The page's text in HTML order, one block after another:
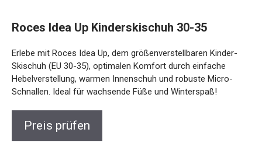
Roces Idea Up Kinderskischuh 30-35
Erlebe mit Roces Idea Up, dem größenverstellbaren Kinder-
Skischuh (EU 30-35), optimalen Komfort durch einfache
Hebelverstellung, warmen Innenschuh und robuste Micro-
Schnallen. Ideal für wachsende Füße und Winterspaß!
Preis prüfen